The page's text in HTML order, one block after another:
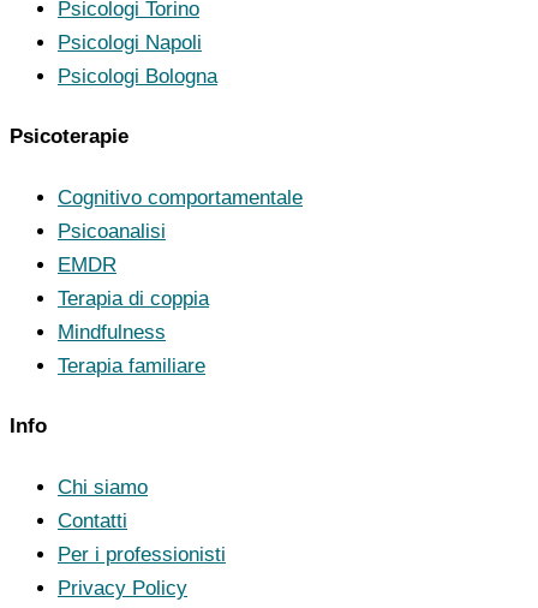
Psicologi Torino
Psicologi Napoli
Psicologi Bologna
Psicoterapie
Cognitivo comportamentale
Psicoanalisi
EMDR
Terapia di coppia
Mindfulness
Terapia familiare
Info
Chi siamo
Contatti
Per i professionisti
Privacy Policy